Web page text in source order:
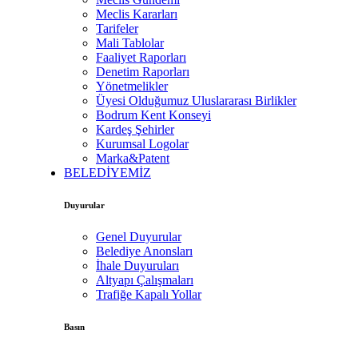
Meclis Kararları
Tarifeler
Mali Tablolar
Faaliyet Raporları
Denetim Raporları
Yönetmelikler
Üyesi Olduğumuz Uluslararası Birlikler
Bodrum Kent Konseyi
Kardeş Şehirler
Kurumsal Logolar
Marka&Patent
BELEDİYEMİZ
Duyurular
Genel Duyurular
Belediye Anonsları
İhale Duyuruları
Altyapı Çalışmaları
Trafiğe Kapalı Yollar
Basın